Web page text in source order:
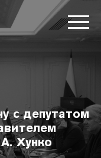
с депутатом
Хунко